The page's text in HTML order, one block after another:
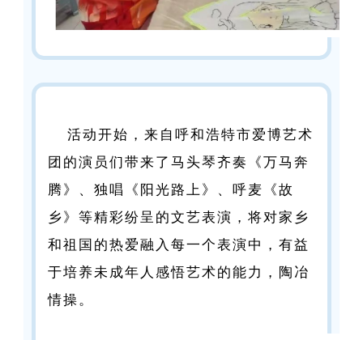
活动开始，来自呼和浩特市爱博艺术
团的演员们带来了马头琴齐奏《万马奔
腾》、独唱《阳光路上》、呼麦《故
乡》等精彩纷呈的文艺表演，将对家乡
和祖国的热爱融入每一个表演中，有益
于培养未成年人感悟艺术的能力，陶冶
情操。